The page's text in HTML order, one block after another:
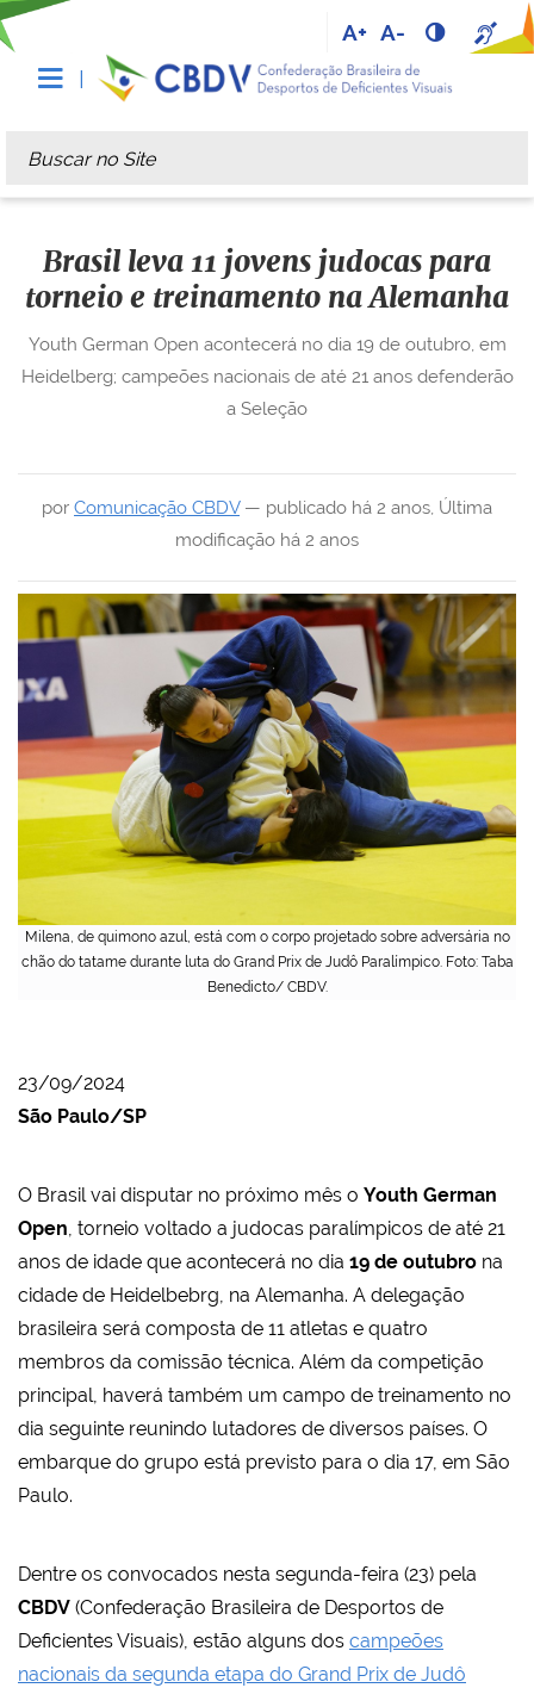
A+ A-
Busca
Busca Avançada…
Milena, de quimono azul, está com o corpo projetado sobre adversária no
chão do tatame durante luta do Grand Prix de Judô Paralímpico. Foto: Taba
Benedicto/ CBDV.
Brasil leva 11 jovens judocas para
torneio e treinamento na Alemanha
por Comunicação CBDV— publicado há 2 anos, Última
modificação há 2 anos
Youth German Open acontecerá no dia 19 de outubro, em
Heidelberg; campeões nacionais de até 21 anos defenderão
a Seleção
23/09/2024
São Paulo/SP
O Brasil vai disputar no próximo mês o Youth German
Open, torneio voltado a judocas paralímpicos de até 21
anos de idade que acontecerá no dia 19 de outubro na
cidade de Heidelbebrg, na Alemanha. A delegação
brasileira será composta de 11 atletas e quatro
membros da comissão técnica. Além da competição
principal, haverá também um campo de treinamento no
dia seguinte reunindo lutadores de diversos países. O
embarque do grupo está previsto para o dia 17, em São
Paulo.
Dentre os convocados nesta segunda-feira (23) pela
CBDV (Confederação Brasileira de Desportos de
Deficientes Visuais), estão alguns dos campeões
nacionais da segunda etapa do Grand Prix de Judô